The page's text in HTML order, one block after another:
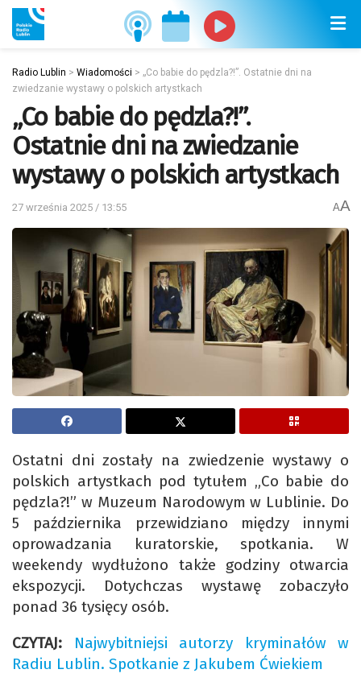
Radio Lublin > Wiadomości > „Co babie do pędzla?!”. Ostatnie dni na
zwiedzanie wystawy o polskich artystkach
„Co babie do pędzla?!”.
Ostatnie dni na zwiedzanie
wystawy o polskich artystkach
27 września 2025 / 13:55 AA
Ostatni dni zostały na zwiedzenie wystawy o
polskich artystkach pod tytułem „Co babie do
pędzla?!” w Muzeum Narodowym w Lublinie. Do
5 października przewidziano między innymi
oprowadzania kuratorskie, spotkania. W
weekendy wydłużono także godziny otwarcia
ekspozycji. Dotychczas wystawę zobaczyło
ponad 36 tysięcy osób.
CZYTAJ:
Najwybitniejsi autorzy kryminałów w
Radiu Lublin. Spotkanie z Jakubem Ćwiekiem